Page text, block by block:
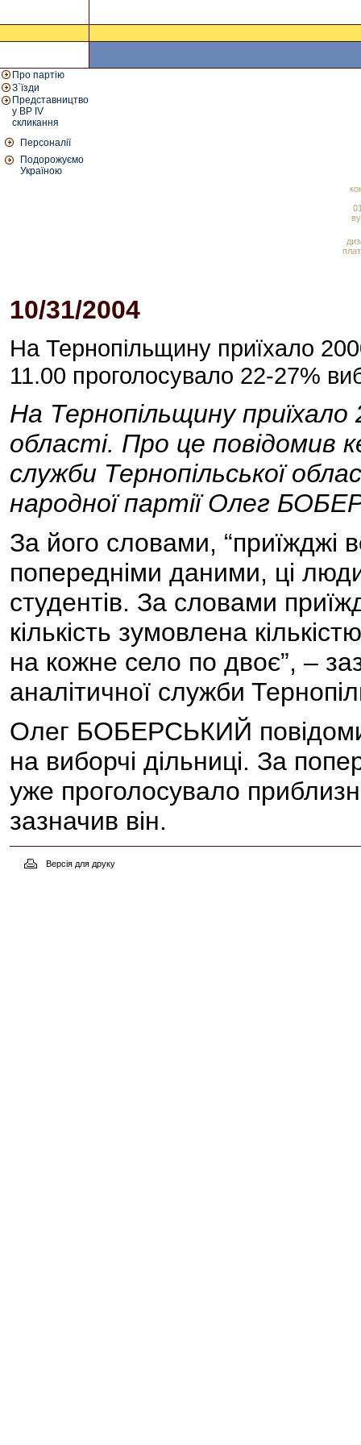
Про партію
З`їзди
Представництво
у ВР IV
скликання
Персоналії
Подорожуємо
Україною
10/31/2004
На Тернопільщину приїхало
11.00 проголосувало 22-27%
На Тернопільщину приїхало
області. Про це повідомив
служби Тернопільської
народної партії Олег
За його словами, “приїжджі
попередніми даними, ці
студентів. За словами
кількість зумовлена
на кожне село по двоє”, –
аналітичної служби
Олег БОБЕРСЬКИЙ
на виборчі дільниці. За
уже проголосувало
зазначив він.
Версія для друку